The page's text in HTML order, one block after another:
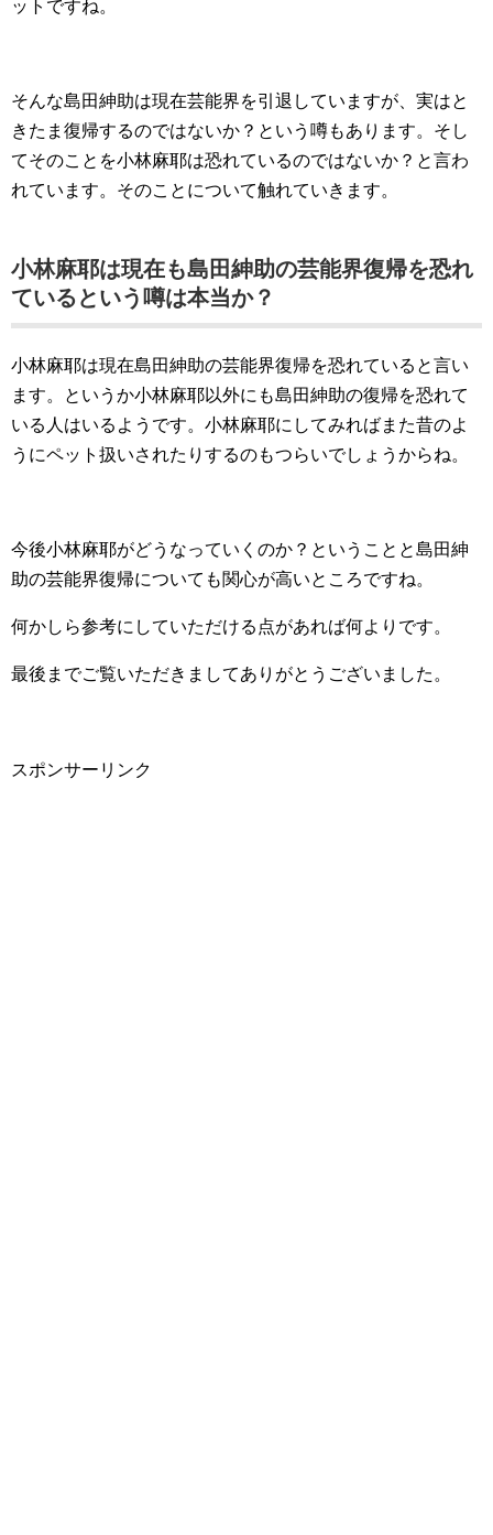
ットですね。
そんな島田紳助は現在芸能界を引退していますが、実はと
きたま復帰するのではないか？という噂もあります。そし
てそのことを小林麻耶は恐れているのではないか？と言わ
れています。そのことについて触れていきます。
小林麻耶は現在も島田紳助の芸能界復帰を恐れ
ているという噂は本当か？
小林麻耶は現在島田紳助の芸能界復帰を恐れていると言い
ます。というか小林麻耶以外にも島田紳助の復帰を恐れて
いる人はいるようです。小林麻耶にしてみればまた昔のよ
うにペット扱いされたりするのもつらいでしょうからね。
今後小林麻耶がどうなっていくのか？ということと島田紳
助の芸能界復帰についても関心が高いところですね。
何かしら参考にしていただける点があれば何よりです。
最後までご覧いただきましてありがとうございました。
スポンサーリンク